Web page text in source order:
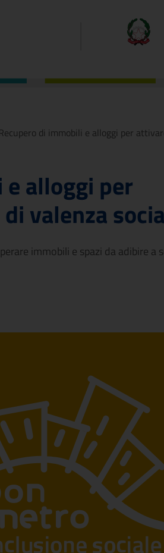
Recupero di immobili e alloggi per
alloggi per
valenza
immobili e spazi da adibire a